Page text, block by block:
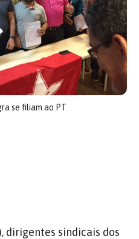
se filiam ao PT
dirigentes sindicais dos